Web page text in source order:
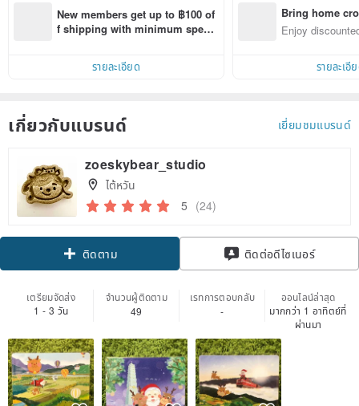
New members get up to ฿100 of
f shipping with minimum spen
รายละเอียด
Bring home
n with ease
Enjoy
รายละเอี
เกี่ยวกับแบรนด์ เยี่ยมชมแบรนด์
zoeskybear_studio
ไต้หวัน
5 (24)
ติดตาม ติดต่อดีไซเนอร์
เตรียมจัดส่ง
1 - 3 วัน
จำนวนผู้ติดตาม
49
เรทการตอบกลับ
-
ออนไลน์ล่าสุด
มากกว่า 1 อาทิตย์ที่
ผ่านมา